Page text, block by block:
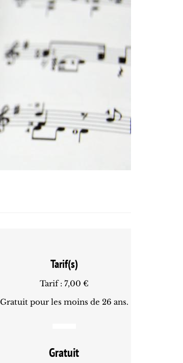
Tarif(s)
Tarif : 7,00 €
Gratuit pour les moins de 26 ans.
Gratuit